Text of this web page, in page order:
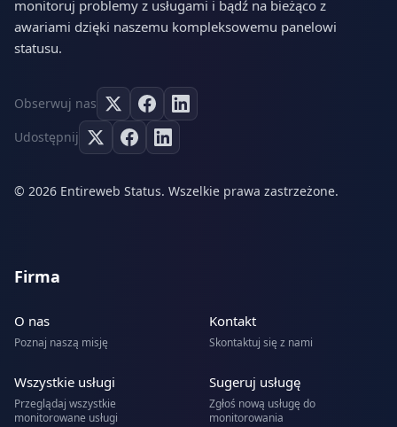
monitoruj problemy z usługami i bądź na bieżąco z
awariami dzięki naszemu kompleksowemu panelowi
statusu.
Obserwuj nas
Udostępnij
© 2026 Entireweb Status. Wszelkie prawa zastrzeżone.
Firma
O nas
Poznaj naszą misję
Kontakt
Skontaktuj się z nami
Wszystkie usługi
Przeglądaj wszystkie
monitorowane usługi
Sugeruj usługę
Zgłoś nową usługę do
monitorowania